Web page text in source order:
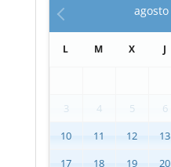
agosto
L M X J
3
4 5 6
10
11 12 13
17
18 19 20